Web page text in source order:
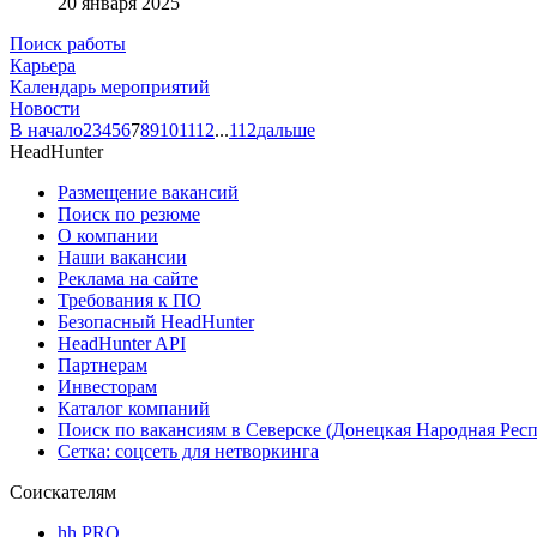
Поиск работы
Карьера
Календарь мероприятий
Новости
В начало23456789101112...112дальше
HeadHunter
Размещение вакансий
Поиск по резюме
О компании
Наши вакансии
Реклама на сайте
Требования к ПО
Безопасный HeadHunter
HeadHunter API
Партнерам
Инвесторам
Каталог компаний
Поиск по вакансиям в Северске (Донецкая Народная
Сетка: соцсеть для нетворкинга
Соискателям
hh PRO